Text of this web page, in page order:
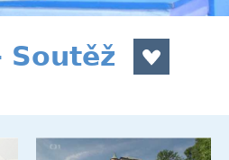
Soutěž